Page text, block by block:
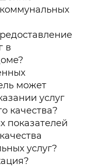
в
может
услуг
качества?
показателей
услуг?